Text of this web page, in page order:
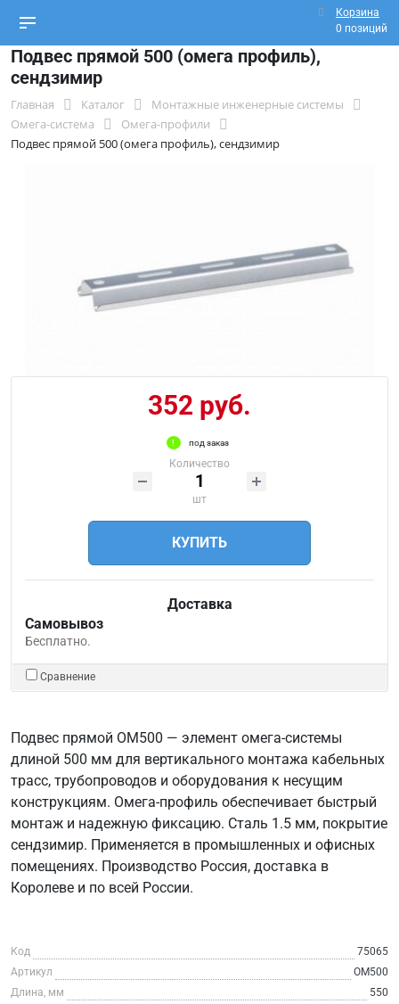
Корзина
0 позиций
Подвес прямой 500 (омега профиль),
сендзимир
Главная Каталог
Монтажные инженерные системы
Омега-система
Омега-профили
Подвес прямой 500 (омега профиль), сендзимир
352 руб.
под заказ
Количество
шт
КУПИТЬ
Доставка
Самовывоз
Бесплатно.
Сравнение
Подвес прямой ОМ500 — элемент омега-системы
длиной 500 мм для вертикального монтажа кабельных
трасс, трубопроводов и оборудования к несущим
конструкциям. Омега-профиль обеспечивает быстрый
монтаж и надежную фиксацию. Сталь 1.5 мм, покрытие
сендзимир. Применяется в промышленных и офисных
помещениях. Производство Россия, доставка в
Королеве и по всей России.
Код
75065
Артикул
ОМ500
Длина, мм
550